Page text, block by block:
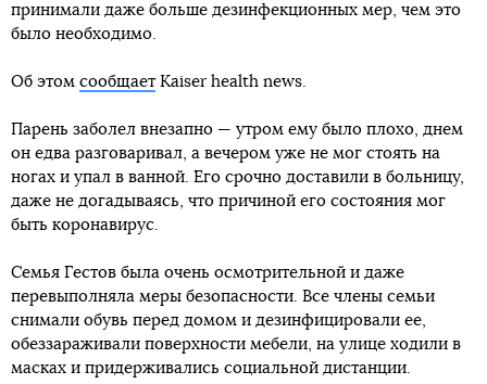
принимали даже больше дезинфекционных мер, чем это
было необходимо.
Об этом сообщает Kaiser health news.
Парень заболел внезапно — утром ему было плохо, днем
он едва разговаривал, а вечером уже не мог стоять на
ногах и упал в ванной. Его срочно доставили в больницу,
даже не догадываясь, что причиной его состояния мог
быть коронавирус.
Семья Гестов была очень осмотрительной и даже
перевыполняла меры безопасности. Все члены семьи
снимали обувь перед домом и дезинфицировали ее,
обеззараживали поверхности мебели, на улице ходили в
масках и придерживались социальной дистанции.